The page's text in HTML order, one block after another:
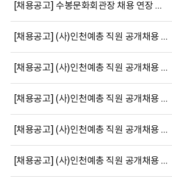
[채용공고] 수봉문화회관장 채용 연장 안내
[채용공고] (사)인천예총 직원 공개채용 모집기간 재연장 공고[5차] (수봉문화회관 관장)
[채용공고] (사)인천예총 직원 공개채용 모집기간 재연장 공고[4차] (수봉문화회관 관장)
[채용공고] (사)인천예총 직원 공개채용 모집기간 재연장 공고[3차] (수봉문화회관관장)
[채용공고] (사)인천예총 직원 공개채용 모집기간 재연장공고(수봉문화회관관장)
[채용공고] (사)인천예총 직원 공개채용 모집기간 연장공고(수봉문화회관관장)